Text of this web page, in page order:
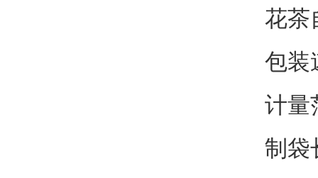
花茶
包装
计量
制袋